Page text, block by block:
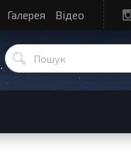
Галерея Відео